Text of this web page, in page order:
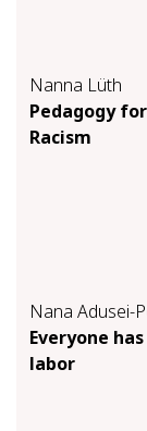
Nanna Lüth
Ped­a­gogy
Racism
Nana Adusei-
Every­one
la­bor